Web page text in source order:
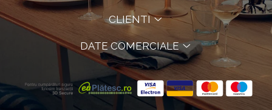
CLIENTI
DATE COMERCIALE